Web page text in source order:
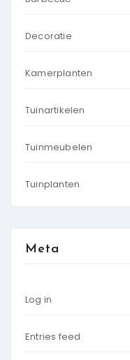
Decoratie
Kamerplanten
Tuinartikelen
Tuinmeubelen
Tuinplanten
Meta
Log in
Entries feed